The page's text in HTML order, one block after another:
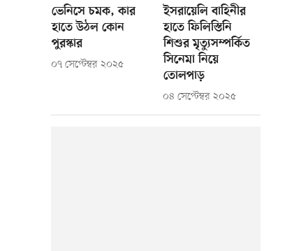
ভেনিসে চমক, কার
হাতে উঠল কোন
পুরস্কার
০৭ সেপ্টেম্বর ২০২৫
ইসরায়েলি বাহিনীর
হাতে ফিলিস্তিনি
শিশুর মৃত্যুসম্পর্কিত
সিনেমা নিয়ে
তোলপাড়
০৪ সেপ্টেম্বর ২০২৫